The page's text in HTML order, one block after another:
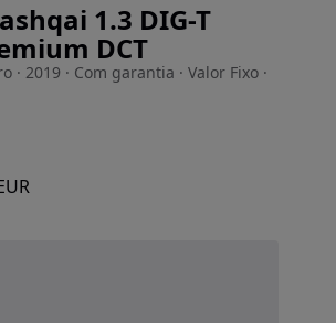
1.3 DIG-T
DCT
· 2019 · Com garantia · Valor Fixo ·